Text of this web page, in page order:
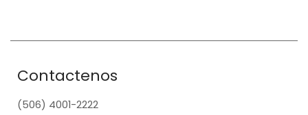
Contactenos
(506) 4001-2222